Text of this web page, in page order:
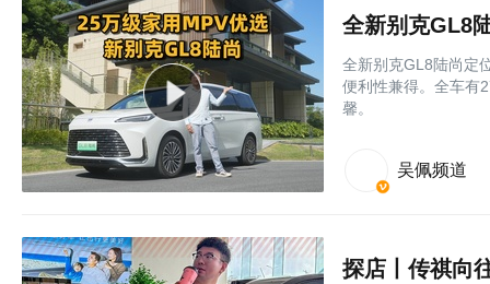
全新别克GL8陆尚定
便利性兼得。全车有
馨。
吴佩频道